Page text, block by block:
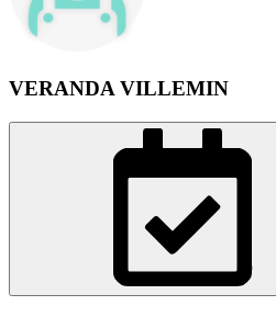
VERANDA VILLEMIN